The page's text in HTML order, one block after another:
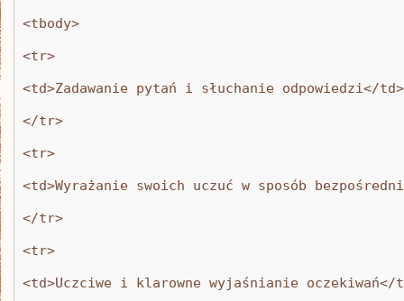
<tbody>
<tr>
<td>Zadawanie pytań i słuchanie odpowiedzi</td>
</tr>
<tr>
<td>Wyrażanie swoich uczuć w sposób
</tr>
<tr>
<td>Uczciwe i klarowne wyjaśnianie oczekiwań</